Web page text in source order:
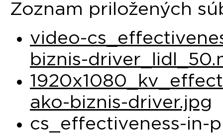
Zoznam priložených
video-
biznis-
ako-biznis-driver.jpg
cs_effectiveness-in-